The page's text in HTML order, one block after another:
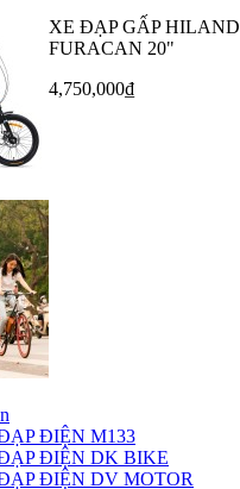
XE ĐẠP GẤP HILAND
FURACAN 20"
4,750,000₫
ĐIỆN M133
ĐIỆN DK BIKE
ĐIỆN DV MOTOR